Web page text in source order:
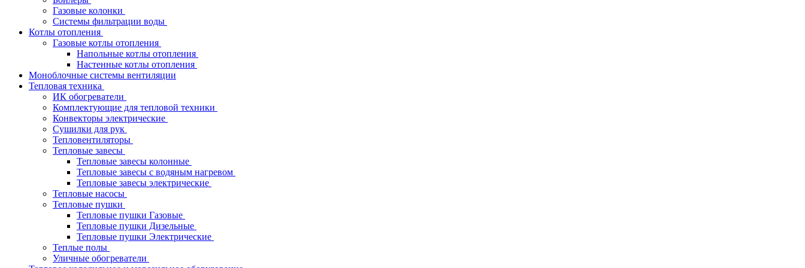
Газовые колонки
Системы фильтрации воды
Котлы отопления
Газовые котлы отопления
Напольные котлы отопления
Настенные котлы отопления
Моноблочные системы вентиляции
Тепловая техника
ИК обогреватели
Комплектующие для тепловой техники
Конвекторы электрические
Сушилки для рук
Тепловентиляторы
Тепловые завесы
Тепловые завесы колонные
Тепловые завесы с водяным нагревом
Тепловые завесы электрические
Тепловые насосы
Тепловые пушки
Тепловые пушки Газовые
Тепловые пушки Дизельные
Тепловые пушки Электрические
Теплые полы
Уличные обогреватели